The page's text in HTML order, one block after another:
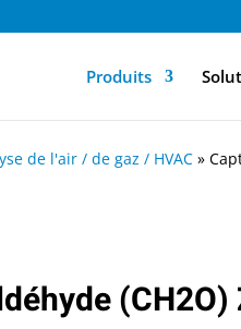
Produits
de l'air / de gaz / HVAC »
(CH2O)